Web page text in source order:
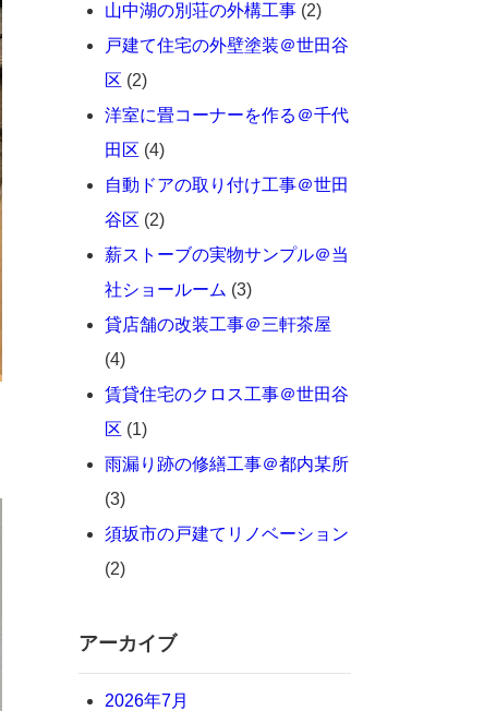
山中湖の別荘の外構工事 (2)
戸建て住宅の外壁塗装＠世田谷
区 (2)
洋室に畳コーナーを作る＠千代
田区 (4)
自動ドアの取り付け工事＠世田
谷区 (2)
薪ストーブの実物サンプル＠当
社ショールーム (3)
貸店舗の改装工事＠三軒茶屋
(4)
賃貸住宅のクロス工事＠世田谷
区 (1)
雨漏り跡の修繕工事＠都内某所
(3)
須坂市の戸建てリノベーション
(2)
アーカイブ
2026年7月